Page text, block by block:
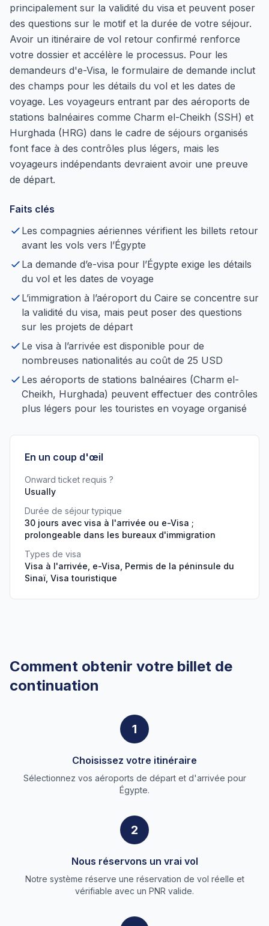
principalement sur la validité du visa et peuvent poser
des questions sur le motif et la durée de votre séjour.
Avoir un itinéraire de vol retour confirmé renforce
votre dossier et accélère le processus. Pour les
demandeurs d'e-Visa, le formulaire de demande inclut
des champs pour les détails du vol et les dates de
voyage. Les voyageurs entrant par des aéroports de
stations balnéaires comme Charm el-Cheikh (SSH) et
Hurghada (HRG) dans le cadre de séjours organisés
font face à des contrôles plus légers, mais les
voyageurs indépendants devraient avoir une preuve
de départ.
Faits clés
Les compagnies aériennes vérifient les billets retour
avant les vols vers l’Égypte
La demande d’e-visa pour l’Égypte exige les détails
du vol et les dates de voyage
L’immigration à l’aéroport du Caire se concentre sur
la validité du visa, mais peut poser des questions
sur les projets de départ
Le visa à l’arrivée est disponible pour de
nombreuses nationalités au coût de 25 USD
Les aéroports de stations balnéaires (Charm el-
Cheikh, Hurghada) peuvent effectuer des contrôles
plus légers pour les touristes en voyage organisé
En un coup d'œil
Onward ticket requis ?
Usually
Durée de séjour typique
30 jours avec visa à l'arrivée ou e-Visa ;
prolongeable dans les bureaux d'immigration
Types de visa
Visa à l'arrivée, e-Visa, Permis de la péninsule du
Sinaï, Visa touristique
Comment obtenir votre billet de
continuation
1
Choisissez votre itinéraire
Sélectionnez vos aéroports de départ et d'arrivée pour
Égypte.
2
Nous réservons un vrai vol
Notre système réserve une réservation de vol réelle et
vérifiable avec un PNR valide.